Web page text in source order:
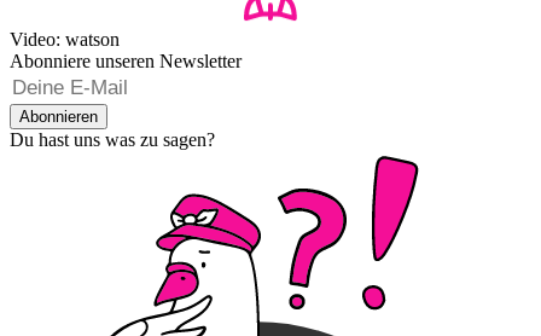
Video: watson
Abonniere unseren Newsletter
Abonnieren
Du hast uns was zu sagen?